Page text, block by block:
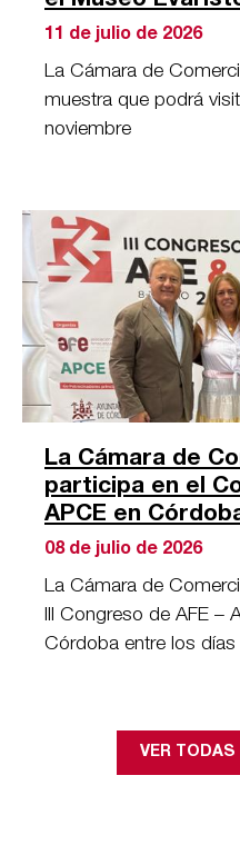
11 de julio de 2026
La Cámara de
muestra que podrá
noviembre
La Cámara de
participa en el
APCE en
08 de julio de 2026
La Cámara de
III Congreso de AFE –
Córdoba entre los
VER